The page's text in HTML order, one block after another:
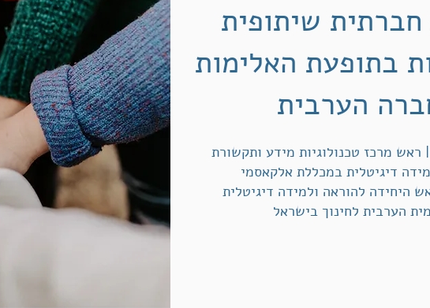
חברתית שיתופית
בתופעת האלימות
הערבית
ראש מרכז טכנולוגיות מידע ותקשורת
דיגיטלית במכללת אלקאסמי
היחידה להוראה ולמידה דיגיטלית
הערבית לחינוך בישראל